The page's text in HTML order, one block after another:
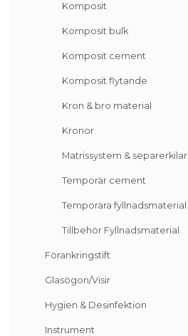
Komposit
Komposit bulk
Komposit cement
Komposit flytande
Kron & bro material
Kronor
Matrissystem & separerkilar
Temporär cement
Temporära fyllnadsmaterial
Tillbehör Fyllnadsmaterial
Förankringstift
Glasögon/Visir
Hygien & Desinfektion
Instrument